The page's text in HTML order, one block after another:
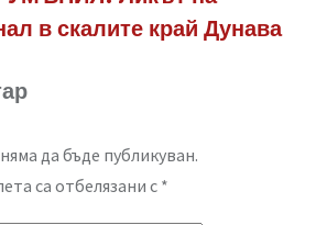
в скалите край Дунава
да бъде публикуван.
са отбелязани с *